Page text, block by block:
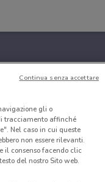
gli o
tracciamento affinché
Nel caso in cui queste
non essere rilevanti.
il consenso facendo clic
del nostro Sito web.
Continua senza accettare